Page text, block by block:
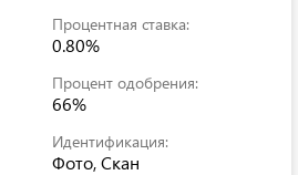
Процентная ставка:
0.80%
Процент одобрения:
66%
Идентификация:
Фото, Скан